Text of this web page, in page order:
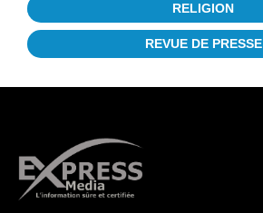
RELIGION
REVUE DE PRESSE